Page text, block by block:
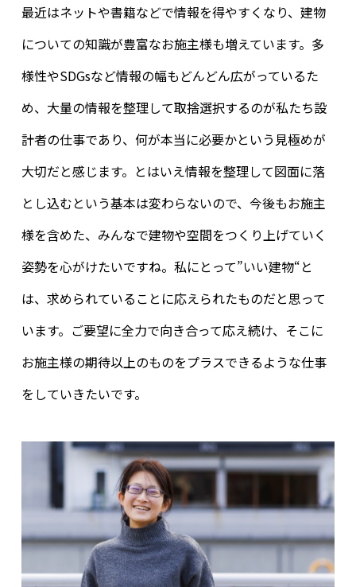
最近はネットや書籍などで情報を得やすくなり、建物
についての知識が豊富なお施主様も増えています。多
様性やSDGsなど情報の幅もどんどん広がっているた
め、大量の情報を整理して取捨選択するのが私たち設
計者の仕事であり、何が本当に必要かという見極めが
大切だと感じます。とはいえ情報を整理して図面に落
とし込むという基本は変わらないので、今後もお施主
様を含めた、みんなで建物や空間をつくり上げていく
姿勢を心がけたいですね。私にとって”いい建物“と
は、求められていることに応えられたものだと思って
います。ご要望に全力で向き合って応え続け、そこに
お施主様の期待以上のものをプラスできるような仕事
をしていきたいです。